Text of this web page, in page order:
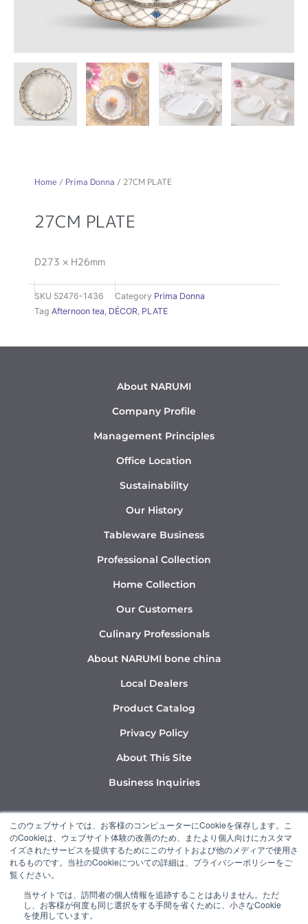
このウェブサイトでは、お客様のコンピューターにCookieを保存します。こ
のCookieは、ウェブサイト体験の改善のため、またより個人向けにカスタマ
イズされたサービスを提供するためにこのサイトおよび他のメディアで使用さ
れるものです。当社のCookieについての詳細は、プライバシーポリシーをご
覧ください。
当サイトでは、訪問者の個人情報を追跡することはありません。ただ
し、お客様が何度も同じ選択をする手間を省くために、小さなCookie
を使用しています。
Home / Prima Donna / 27CM PLATE
27CM PLATE
D273 × H26mm
SKU 52476-1436 Category Prima Donna
Tag Afternoon tea DÉCOR PLATE
About NARUMI
Company Profile
Management Principles
Office Location
Sustainability
Our History
Tableware Business
Professional Collection
Home Collection
Our Customers
Culinary Professionals
About NARUMI bone china
Local Dealers
Product Catalog
Privacy Policy
About This Site
Business Inquiries
Y
o
u
t
b
I
n
s
t
g
L
i
n
k
d
“NARUMI” is a member of the Ishizuka Glass Group.